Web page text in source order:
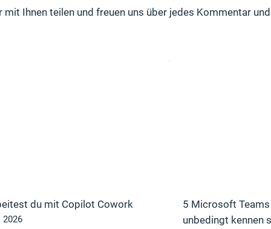
mit Ihnen teilen und freuen uns über jedes Kommentar
du mit Copilot Cowork
2026
5 Microsoft
unbedingt kennen